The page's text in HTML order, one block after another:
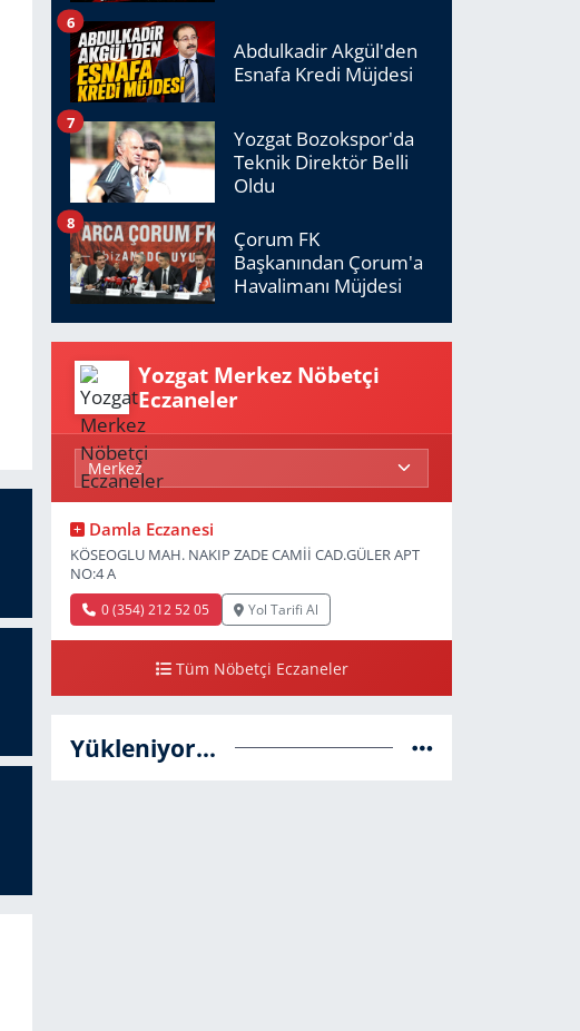
Abdulkadir Akgül'den
Esnafa Kredi Müjdesi
6
Yozgat Bozokspor'da
Teknik Direktör Belli
Oldu
7
Çorum FK
Başkanından Çorum'a
Havalimanı Müjdesi
8
Yozgat Merkez Nöbetçi
Eczaneler
Damla Eczanesi
KÖSEOGLU MAH. NAKIP ZADE CAMİİ CAD.GÜLER APT
NO:4 A
0 (354) 212 52 05 Yol Tarifi Al
Tüm Nöbetçi Eczaneler
Yükleniyor...